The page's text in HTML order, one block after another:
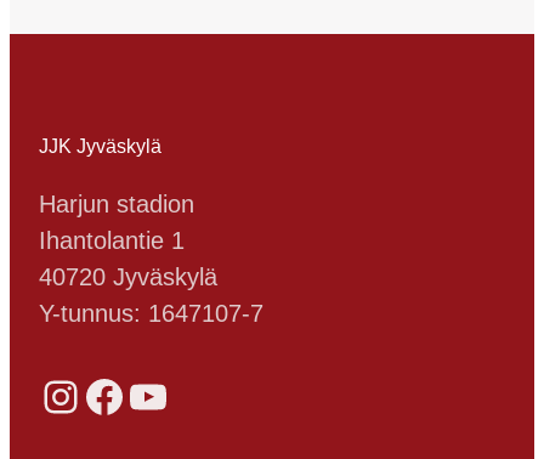
JJK Jyväskylä
Harjun stadion
Ihantolantie 1
40720 Jyväskylä
Y-tunnus: 1647107-7
Instagram Facebook YouTube